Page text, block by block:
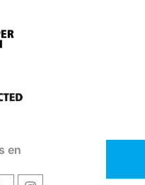
en